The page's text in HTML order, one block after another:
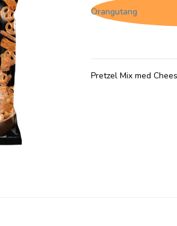
Orangutang
Pretzel Mix med